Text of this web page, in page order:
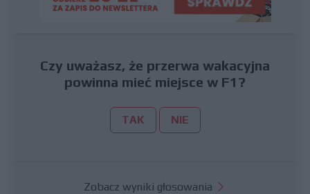
Czy uważasz, że przerwa wakacyjna
powinna mieć miejsce w F1?
TAK NIE
Zobacz wyniki głosowania